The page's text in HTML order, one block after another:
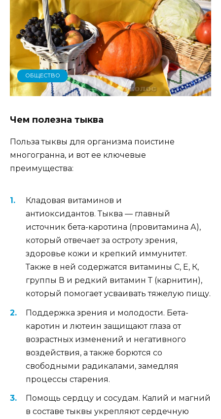
ОБЩЕСТВО
Чем полезна тыква
Польза тыквы для организма поистине
многогранна, и вот ее ключевые
преимущества:
Кладовая витаминов и
антиоксидантов. Тыква — главный
источник бета-каротина (провитамина А),
который отвечает за остроту зрения,
здоровье кожи и крепкий иммунитет.
Также в ней содержатся витамины С, Е, К,
группы В и редкий витамин Т (карнитин),
который помогает усваивать тяжелую пищу.
Поддержка зрения и молодости. Бета-
каротин и лютеин защищают глаза от
возрастных изменений и негативного
воздействия, а также борются со
свободными радикалами, замедляя
процессы старения.
Помощь сердцу и сосудам. Калий и магний
в составе тыквы укрепляют сердечную